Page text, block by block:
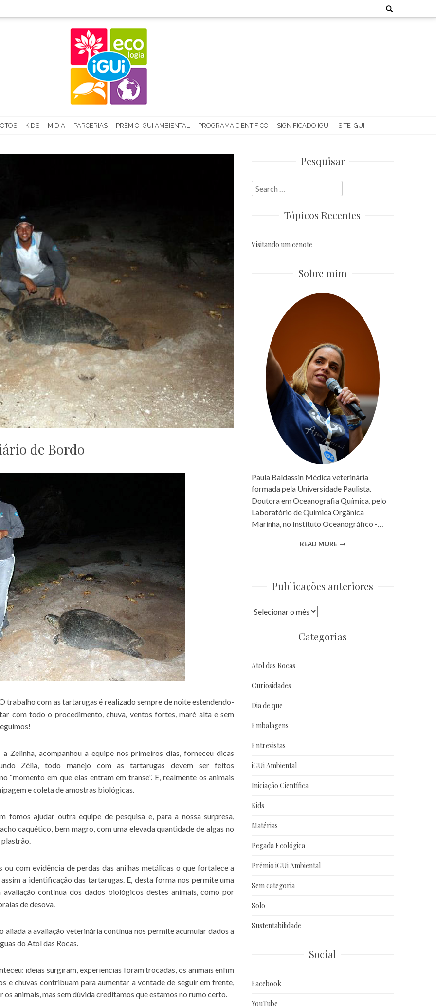
Search
for:
KIDS MÍDIA PARCERIAS PRÊMIO IGUI AMBIENTAL PROGRAMA CIENTÍFICO SIGNIFICADO IGUI SITE IGUI
de Bordo
trabalho com as tartarugas é realizado sempre de noite estendendo-
com todo o procedimento, chuva, ventos fortes, maré alta e sem
Zelinha, acompanhou a equipe nos primeiros dias, forneceu dicas
Zélia, todo manejo com as tartarugas devem ser feitos
“momento em que elas entram em transe”. E, realmente os animais
e coleta de amostras biológicas.
ajudar outra equipe de pesquisa e, para a nossa surpresa,
caquético, bem magro, com uma elevada quantidade de algas no
plastrão.
com evidência de perdas das anilhas metálicas o que fortalece a
a identificação das tartarugas. E, desta forma nos permite uma
contínua dos dados biológicos destes animais, como por
de desova.
a avaliação veterinária contínua nos permite acumular dados a
do Atol das Rocas.
ideias surgiram, experiências foram trocadas, os animais enfim
e chuvas contribuam para aumentar a vontade de seguir em frente,
animais, mas sem dúvida creditamos que estamos no rumo certo.
Pesquisar
Search
for:
Tópicos Recentes
Visitando um cenote
Sobre mim
Paula Baldassin Médica veterinária
formada pela Universidade Paulista.
Doutora em Oceanografia Química, pelo
Laboratório de Química Orgânica
Marinha, no Instituto Oceanográfico -…
READ MORE
Publicações anteriores
Publicações
Categorias
Atol das Rocas
Curiosidades
Dia de que
Embalagens
Entrevistas
iGUi Ambiental
Iniciação Científica
Kids
Matérias
Pegada Ecológica
Prêmio iGUi Ambiental
Sem categoria
Solo
Sustentabilidade
Social
Facebook
YouTube